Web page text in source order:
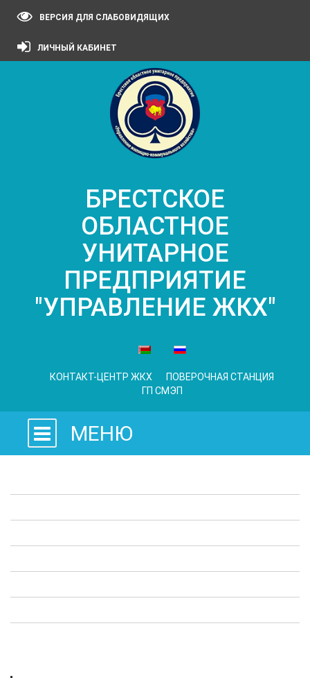
ВЕРСИЯ ДЛЯ СЛАБОВИДЯЩИХ
ЛИЧНЫЙ КАБИНЕТ
БРЕСТСКОЕ
ОБЛАСТНОЕ
УНИТАРНОЕ
ПРЕДПРИЯТИЕ
"УПРАВЛЕНИЕ ЖКХ"
КОНТАКТ-ЦЕНТР ЖКХ
ПОВЕРОЧНАЯ СТАНЦИЯ
ГП СМЭП
МЕНЮ